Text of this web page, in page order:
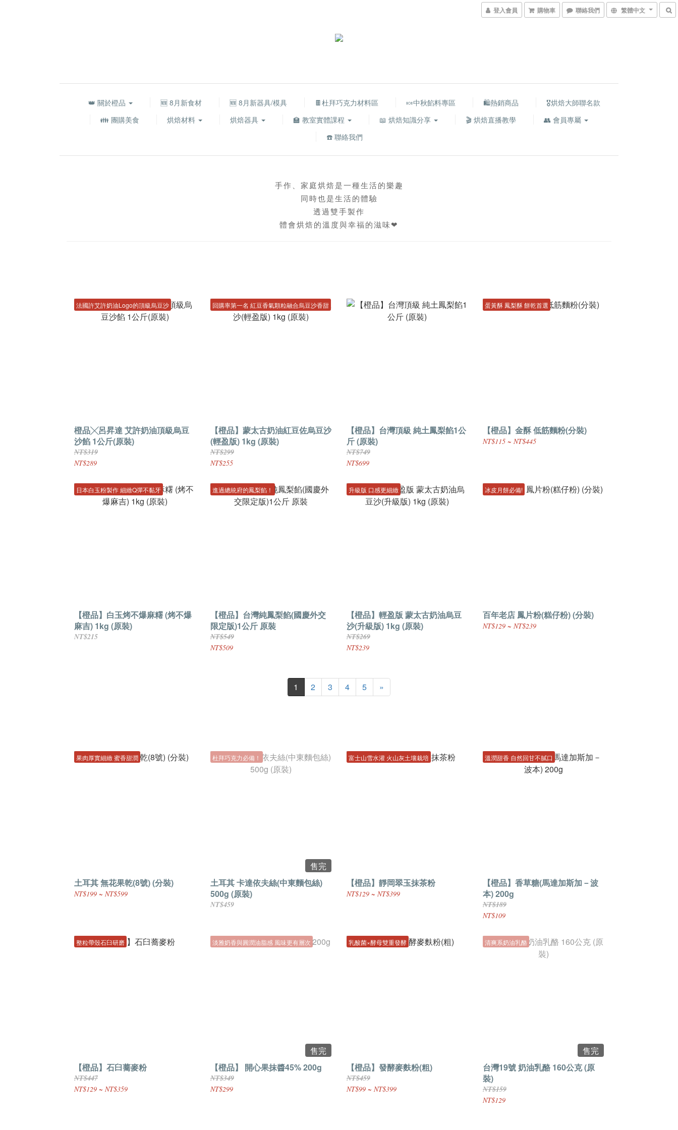
登入會員 購物車 聯絡我們 繁體中文
👑 關於橙品 🆕 8月新食材 🆕 8月新器具/模具 🍫杜拜巧克力材料區 🍬中秋餡料專區 🛍熱銷商品
🎖️烘焙大師聯名款
👪 團購美食
烘焙材料 烘焙器具 🏫 教室實體課程 📖 烘焙知識分享 🎬 烘焙直播教學
👥 會員專屬
☎️ 聯絡我們
手作、家庭烘焙是一種生活的樂趣
同時也是生活的體驗
透過雙手製作
體會烘焙的溫度與幸福的滋味❤
法國許艾許奶油Logo的頂級烏豆沙
橙品╳呂昇達 艾許奶油頂級烏豆
沙餡 1公斤(原裝)
NT$319
NT$289
回購率第一名 紅豆香氣顆粒融合烏豆沙香甜
【橙品】蒙太古奶油紅豆佐烏豆沙
(輕盈版) 1kg (原裝)
NT$299
NT$255
【橙品】台灣頂級 純土鳳梨餡1公
斤 (原裝)
NT$749
NT$699
蛋黃酥 鳳梨酥 餅乾首選
【橙品】金酥 低筋麵粉(分裝)
NT$115 ~ NT$445
日本白玉粉製作 細緻Q彈不黏牙
【橙品】白玉烤不爆麻糬 (烤不爆
麻吉) 1kg (原裝)
NT$215
進過總統府的鳳梨餡！
【橙品】台灣純鳳梨餡(國慶外交
限定版)1公斤 原裝
NT$549
NT$509
升級版 口感更細緻
【橙品】輕盈版 蒙太古奶油烏豆
沙(升級版) 1kg (原裝)
NT$269
NT$239
冰皮月餅必備!
百年老店 鳳片粉(糕仔粉) (分裝)
NT$129 ~ NT$239
1 2 3 4 5 »
果肉厚實細緻 蜜香甜潤
土耳其 無花果乾(8號) (分裝)
NT$199 ~ NT$599
杜拜巧克力必備！
售完
土耳其 卡達依夫絲(中東麵包絲)
500g (原裝)
NT$459
富士山雪水灌 火山灰土壤栽培
【橙品】靜岡翠玉抹茶粉
NT$129 ~ NT$399
溫潤甜香 自然回甘不膩口
【橙品】香草糖(馬達加斯加－波
本) 200g
NT$189
NT$109
整粒帶殼石臼研磨
【橙品】石臼蕎麥粉
NT$447
NT$129 ~ NT$359
淡雅奶香與圓潤油脂感 風味更有層次
售完
【橙品】 開心果抹醬45% 200g
NT$349
NT$299
乳酸菌×酵母雙重發酵
【橙品】發酵麥麩粉(粗)
NT$459
NT$99 ~ NT$399
清爽系奶油乳酪
售完
台灣19號 奶油乳酪 160公克 (原
裝)
NT$159
NT$129